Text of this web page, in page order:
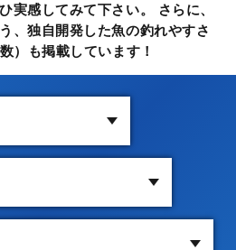
実感してみて下さい。 さらに、
、独自開発した魚の釣れやすさ
）も掲載しています！